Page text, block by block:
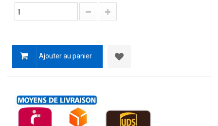
Ajouter au panier